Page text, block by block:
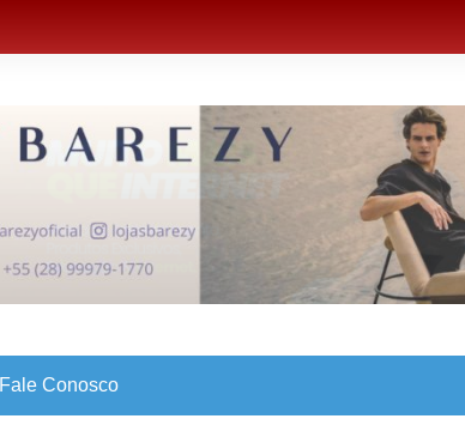
Fale Conosco